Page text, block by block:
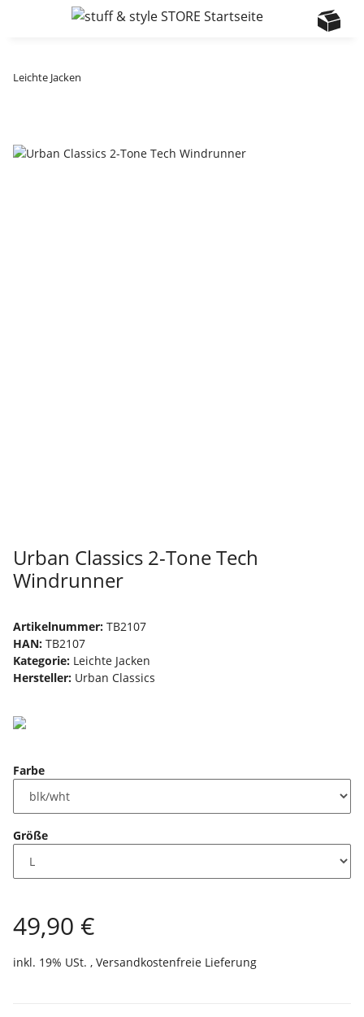
Leichte Jacken
Urban Classics 2-Tone Tech
Windrunner
Artikelnummer: TB2107
HAN: TB2107
Kategorie: Leichte Jacken
Hersteller: Urban Classics
Farbe
Größe
49,90 €
inkl. 19% USt. , Versandkostenfreie Lieferung